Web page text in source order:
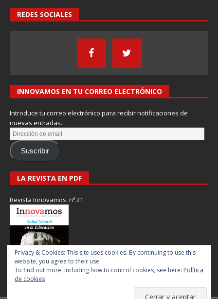
REDES SOCIALES
INNOVAMOS EN TU CORREO ELECTRÓNICO
Introduce tu correo electrónico para recibir notificaciones de
nuevas entradas.
Suscribir
LA REVISTA EN PDF
Revista Innovamos nº 21
Privacy & Cookies: This site uses cookies. By continuing to use this
website, you agree to their use.
To find out more, including how to control cookies, see here: Política
de cookies